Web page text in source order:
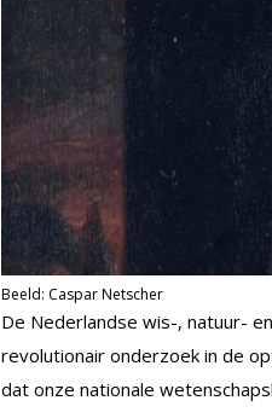
Beeld: Caspar Netscher
De Nederlandse wis-, natuur-
revolutionair onderzoek in de
dat onze nationale